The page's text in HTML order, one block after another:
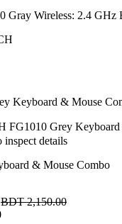
Gray Wireless: 2.4
Keyboard & Mouse
inspect details
& Mouse Combo
BDT 2,150.00